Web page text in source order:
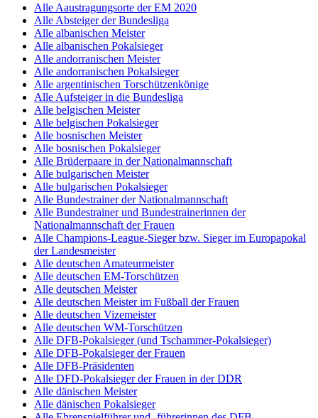
Alle Aaustragungsorte der EM 2020
Alle Absteiger der Bundesliga
Alle albanischen Meister
Alle albanischen Pokalsieger
Alle andorranischen Meister
Alle andorranischen Pokalsieger
Alle argentinischen Torschützenkönige
Alle Aufsteiger in die Bundesliga
Alle belgischen Meister
Alle belgischen Pokalsieger
Alle bosnischen Meister
Alle bosnischen Pokalsieger
Alle Brüderpaare in der Nationalmannschaft
Alle bulgarischen Meister
Alle bulgarischen Pokalsieger
Alle Bundestrainer der Nationalmannschaft
Alle Bundestrainer und Bundestrainerinnen der
Nationalmannschaft der Frauen
Alle Champions-League-Sieger bzw. Sieger im Europapokal
der Landesmeister
Alle deutschen Amateurmeister
Alle deutschen EM-Torschützen
Alle deutschen Meister
Alle deutschen Meister im Fußball der Frauen
Alle deutschen Vizemeister
Alle deutschen WM-Torschützen
Alle DFB-Pokalsieger (und Tschammer-Pokalsieger)
Alle DFB-Pokalsieger der Frauen
Alle DFB-Präsidenten
Alle DFD-Pokalsieger der Frauen in der DDR
Alle dänischen Meister
Alle dänischen Pokalsieger